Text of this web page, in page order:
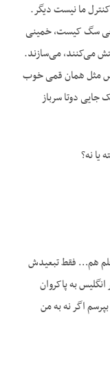
ما نیست دیگر.
سگ کیست، خمینی
می‌کنند، می‌سازند.
مثل همان قمی خوب
دوتا سرباز
نه؟
علم هم… فقط تبعیدش
به پاکروان
اگر نه به من